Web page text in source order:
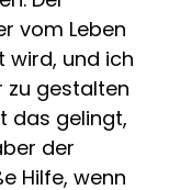
vom Leben
wird, und ich
zu gestalten
das gelingt,
der
Hilfe, wenn